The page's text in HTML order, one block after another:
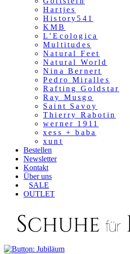
Hartjes
History541
KMB
L’Ecologica
Multitudes
Natural Feet
Natural World
Nina Bernert
Pedro Miralles
Rafting Goldstar
Ray Musgo
Saint Savoy
Thierry Rabotin
werner 1911
xess + baba
xunt
Bestellen
Newsletter
Kontakt
Über uns
SALE
OUTLET
SCHUHE FÜR FRAUEN